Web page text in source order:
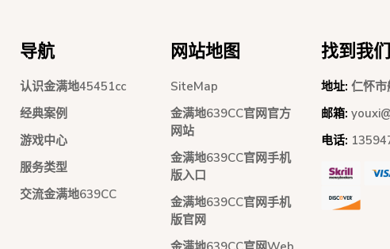
导航
认识金满地45451cc
经典案例
游戏中心
服务类型
交流金满地639CC
网站地图
SiteMap
金满地639CC官网官方
网站
金满地639CC官网手机
版入口
金满地639CC官网手机
版官网
找到我们
地址: 仁怀
邮箱:
电话: